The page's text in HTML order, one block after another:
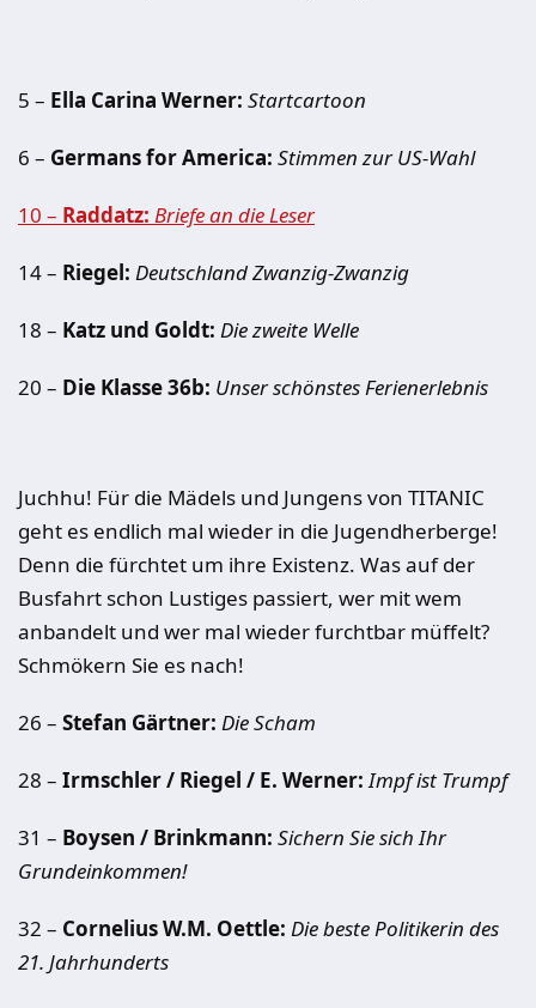
5 – Ella Carina Werner: Startcartoon
6 – Germans for America: Stimmen zur US-Wahl
10 – Raddatz: Briefe an die Leser
14 – Riegel: Deutschland Zwanzig-Zwanzig
18 – Katz und Goldt: Die zweite Welle
20 – Die Klasse 36b: Unser schönstes Ferienerlebnis
Juchhu! Für die Mädels und Jungens von TITANIC
geht es endlich mal wieder in die Jugendherberge!
Denn die fürchtet um ihre Existenz. Was auf der
Busfahrt schon Lustiges passiert, wer mit wem
anbandelt und wer mal wieder furchtbar müffelt?
Schmökern Sie es nach!
26 – Stefan Gärtner: Die Scham
28 – Irmschler / Riegel / E. Werner: Impf ist Trumpf
31 – Boysen / Brinkmann: Sichern Sie sich Ihr
Grundeinkommen!
32 – Cornelius W.M. Oettle: Die beste Politikerin des
21. Jahrhunderts